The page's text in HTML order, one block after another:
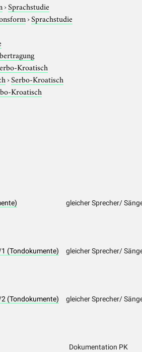
›Sprachstudie
›Sprachstudie
Kroatisch
›Serbo-Kroatisch
Kroatisch
gleicher Sprecher/
(Tondokumente) gleicher Sprecher/
(Tondokumente) gleicher Sprecher/
Dokumentation PK